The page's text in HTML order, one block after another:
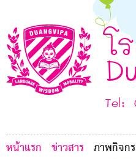
โ
Tel:
หน้าแรก ข่าวสาร ภาพกิจก